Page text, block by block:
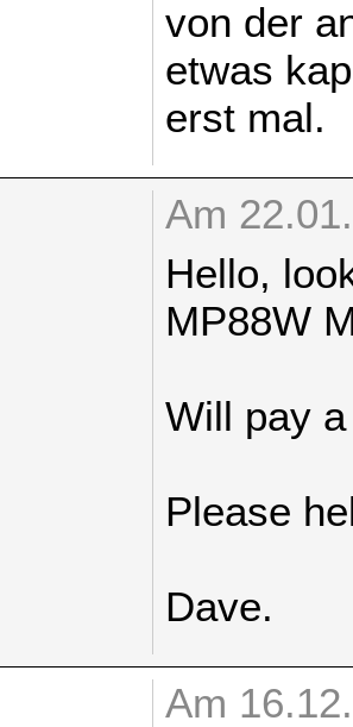
von der
etwas
erst mal.
Am
Hello,
MP88W
Will pay
Please
Dave.
Am